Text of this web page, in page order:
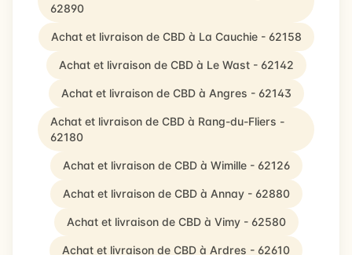
62890
Achat et livraison de CBD à La Cauchie - 62158
Achat et livraison de CBD à Le Wast - 62142
Achat et livraison de CBD à Angres - 62143
Achat et livraison de CBD à Rang-du-Fliers -
62180
Achat et livraison de CBD à Wimille - 62126
Achat et livraison de CBD à Annay - 62880
Achat et livraison de CBD à Vimy - 62580
Achat et livraison de CBD à Ardres - 62610